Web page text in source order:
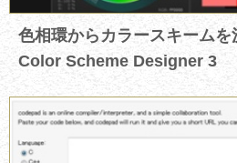
色相環からカラースキーム
Color Scheme Designer 3